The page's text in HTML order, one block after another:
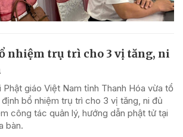
nhiệm trụ trì cho 3 vị tăng, ni
Phật giáo Việt Nam tỉnh Thanh Hóa vừa tổ
bổ nhiệm trụ trì cho 3 vị tăng, ni đủ
công tác quản lý, hướng dẫn phật tử tại
bàn.